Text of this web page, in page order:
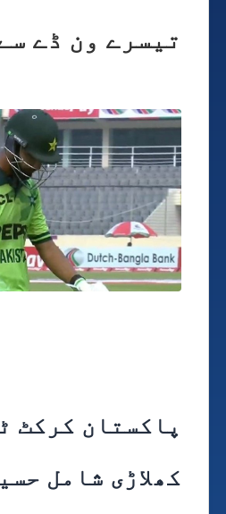
تیسرے ون ڈے
پاکستان کرکٹ
کھلاڑی شامل